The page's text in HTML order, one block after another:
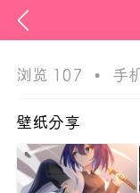
浏览 107 • 手
壁纸分享